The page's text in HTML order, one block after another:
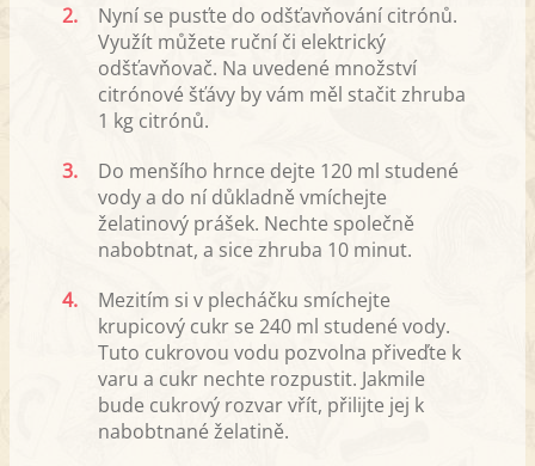
2.
Nyní se pusťte do odšťavňování citrónů.
Využít můžete ruční či elektrický
odšťavňovač. Na uvedené množství
citrónové šťávy by vám měl stačit zhruba
1 kg citrónů.
3.
Do menšího hrnce dejte 120 ml studené
vody a do ní důkladně vmíchejte
želatinový prášek. Nechte společně
nabobtnat, a sice zhruba 10 minut.
4.
Mezitím si v plecháčku smíchejte
krupicový cukr se 240 ml studené vody.
Tuto cukrovou vodu pozvolna přiveďte k
varu a cukr nechte rozpustit. Jakmile
bude cukrový rozvar vřít, přilijte jej k
nabobtnané želatině.